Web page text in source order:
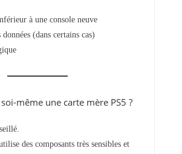
à une console neuve
(dans certains cas)
même une carte mère PS5 ?
des composants très sensibles et